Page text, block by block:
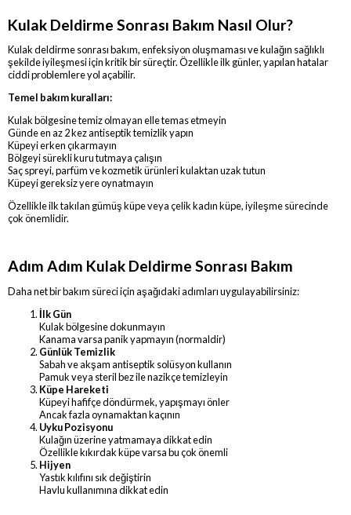
Kulak Deldirme Sonrası Bakım Nasıl Olur?
Kulak deldirme sonrası bakım, enfeksiyon oluşmaması ve kulağın sağlıklı
şekilde iyileşmesi için kritik bir süreçtir. Özellikle ilk günler, yapılan hatalar
ciddi problemlere yol açabilir.
Temel bakım kuralları:
Kulak bölgesine temiz olmayan elle temas etmeyin
Günde en az 2 kez antiseptik temizlik yapın
Küpeyi erken çıkarmayın
Bölgeyi sürekli kuru tutmaya çalışın
Saç spreyi, parfüm ve kozmetik ürünleri kulaktan uzak tutun
Küpeyi gereksiz yere oynatmayın
Özellikle ilk takılan gümüş küpe veya çelik kadın küpe, iyileşme sürecinde
çok önemlidir.
Adım Adım Kulak Deldirme Sonrası Bakım
Daha net bir bakım süreci için aşağıdaki adımları uygulayabilirsiniz:
İlk Gün
Kulak bölgesine dokunmayın
Kanama varsa panik yapmayın (normaldir)
Günlük Temizlik
Sabah ve akşam antiseptik solüsyon kullanın
Pamuk veya steril bez ile nazikçe temizleyin
Küpe Hareketi
Küpeyi hafifçe döndürmek, yapışmayı önler
Ancak fazla oynamaktan kaçının
Uyku Pozisyonu
Kulağın üzerine yatmamaya dikkat edin
Özellikle kıkırdak küpe varsa bu çok önemli
Hijyen
Yastık kılıfını sık değiştirin
Havlu kullanımına dikkat edin